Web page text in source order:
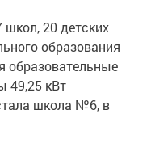
школ, 20 детских
образования
образовательные
49,25 кВт
школа №6, в